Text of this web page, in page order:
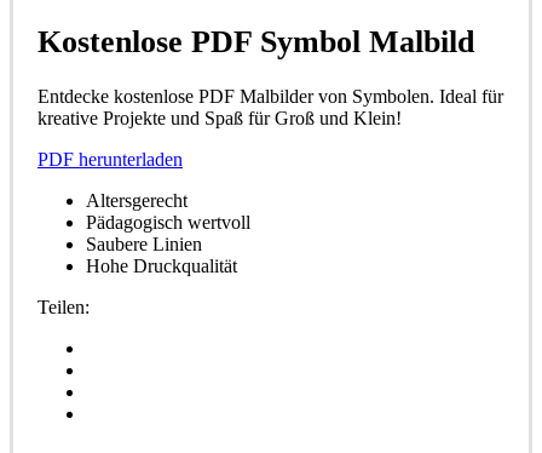
Kostenlose PDF Symbol Malbild
Entdecke kostenlose PDF Malbilder von Symbolen. Ideal für
kreative Projekte und Spaß für Groß und Klein!
PDF herunterladen
Altersgerecht
Pädagogisch wertvoll
Saubere Linien
Hohe Druckqualität
Teilen: